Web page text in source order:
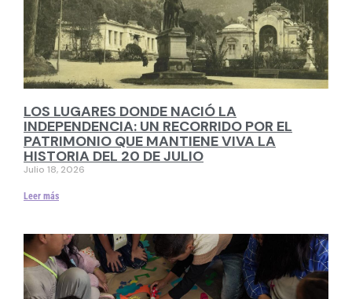
LOS LUGARES DONDE NACIÓ LA
INDEPENDENCIA: UN RECORRIDO POR EL
PATRIMONIO QUE MANTIENE VIVA LA
HISTORIA DEL 20 DE JULIO
Julio 18, 2026
Leer más